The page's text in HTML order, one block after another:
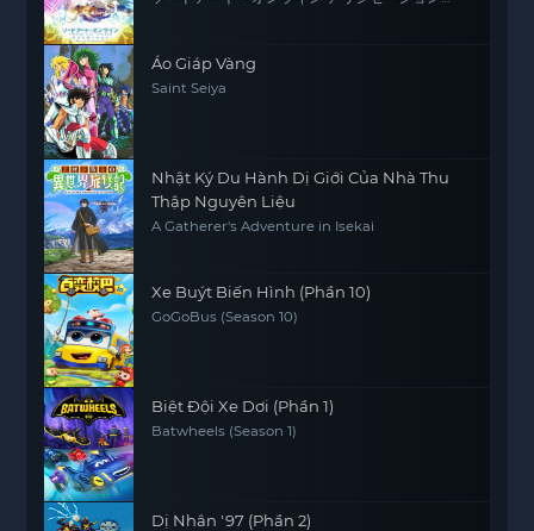
Áo Giáp Vàng
Saint Seiya
Nhật Ký Du Hành Dị Giới Của Nhà Thu
Thập Nguyên Liệu
A Gatherer's Adventure in Isekai
Xe Buýt Biến Hình (Phần 10)
GoGoBus (Season 10)
Biệt Đội Xe Dơi (Phần 1)
Batwheels (Season 1)
Dị Nhân '97 (Phần 2)